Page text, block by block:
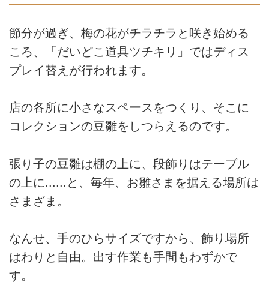
節分が過ぎ、梅の花がチラチラと咲き始める
ころ、「だいどこ道具ツチキリ」ではディス
プレイ替えが行われます。
店の各所に小さなスペースをつくり、そこに
コレクションの豆雛をしつらえるのです。
張り子の豆雛は棚の上に、段飾りはテーブル
の上に......と、毎年、お雛さまを据える場所は
さまざま。
なんせ、手のひらサイズですから、飾り場所
はわりと自由。出す作業も手間もわずかで
す。